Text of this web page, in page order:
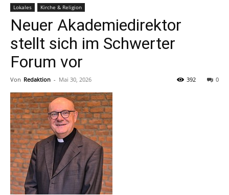
Lokales Kirche & Religion
Neuer Akademiedirektor
stellt sich im Schwerter
Forum vor
Von Redaktion - Mai 30, 2026 0
392